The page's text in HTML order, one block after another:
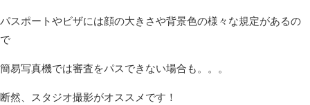
パスポートやビザには顔の大きさや背景色の様々な規定があるの
で
簡易写真機では審査をパスできない場合も。。。
断然、スタジオ撮影がオススメです！